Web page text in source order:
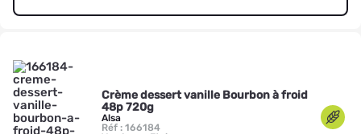
Crème dessert vanille Bourbon à froid
48p 720g
Alsa
Réf : 166184